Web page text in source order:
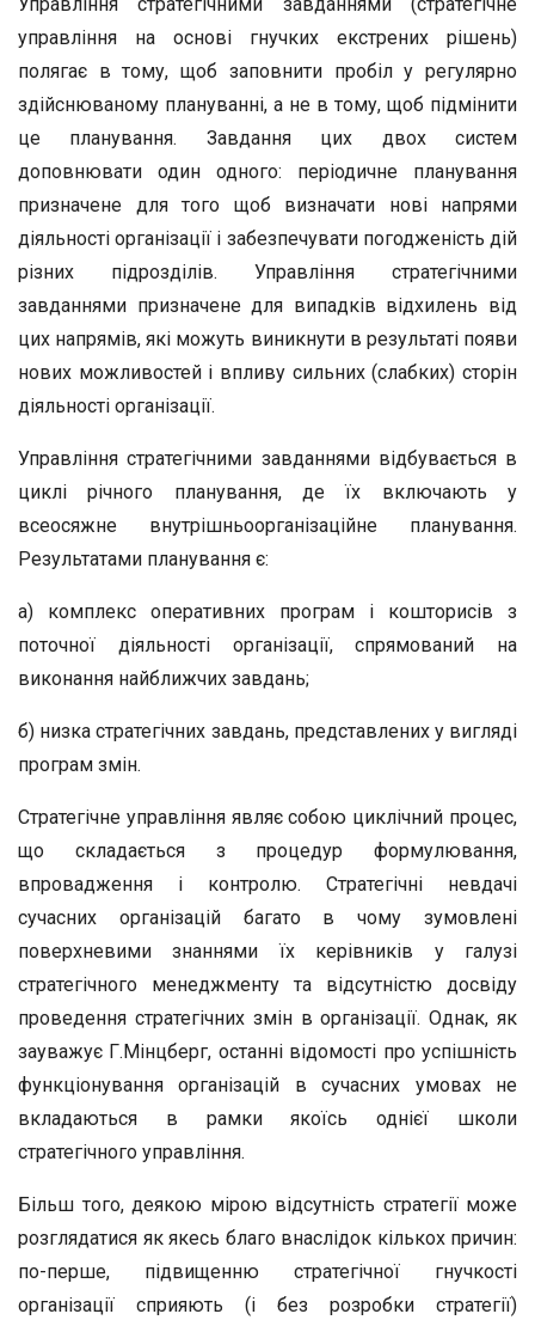
управління на основі гнучких екстрених рішень)
полягає в тому, щоб заповнити пробіл у регулярно
здійснюваному плануванні, а не в тому, щоб підмінити
це планування. Завдання цих двох систем
доповнювати один одного: періодичне планування
призначене для того щоб визначати нові напрями
діяльності організації і забезпечувати погодженість дій
різних підрозділів. Управління стратегічними
завданнями призначене для випадків відхилень від
цих напрямів, які можуть виникнути в результаті появи
нових можливостей і впливу сильних (слабких) сторін
діяльності організації.
Управління стратегічними завданнями відбувається в
циклі річного планування, де їх включають у
всеосяжне внутрішньоорганізаційне планування.
Результатами планування є:
а) комплекс оперативних програм і кошторисів з
поточної діяльності організації, спрямований на
виконання найближчих завдань;
б) низка стратегічних завдань, представлених у вигляді
програм змін.
Стратегічне управління являє собою циклічний процес,
що складається з процедур формулювання,
впровадження і контролю. Стратегічні невдачі
сучасних організацій багато в чому зумовлені
поверхневими знаннями їх керівників у галузі
стратегічного менеджменту та відсутністю досвіду
проведення стратегічних змін в організації. Однак, як
зауважує Г.Мінцберг, останні відомості про успішність
функціонування організацій в сучасних умовах не
вкладаються в рамки якоїсь однієї школи
стратегічного управління.
Більш того, деякою мірою відсутність стратегії може
розглядатися як якесь благо внаслідок кількох причин:
по-перше, підвищенню стратегічної гнучкості
організації сприяють (і без розробки стратегії)